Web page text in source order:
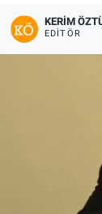
KERIM
EDITÖR
Son